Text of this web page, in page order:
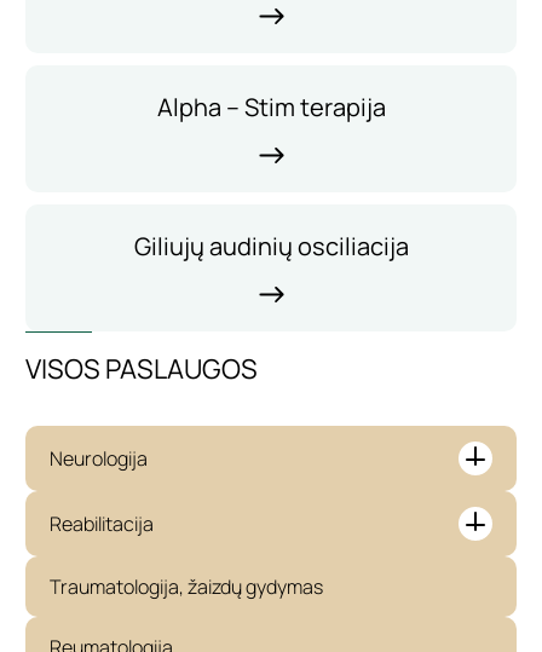
VISOS PASLAUGOS
Neurologija
Reabilitacija
Traumatologija, žaizdų gydymas
Alpha – Stim terapija
Giliujų audinių osciliacija